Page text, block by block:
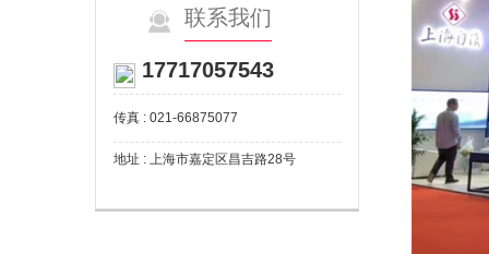
联系我们
17717057543
传真 : 021-66875077
地址 : 上海市嘉定区昌吉路28号